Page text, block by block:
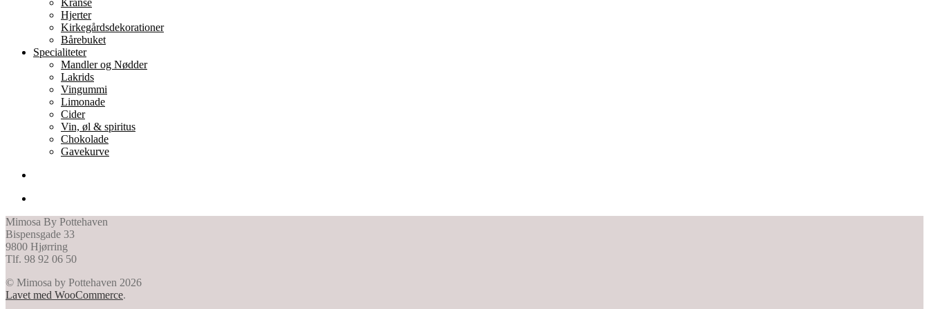
Kranse
Hjerter
Kirkegårdsdekorationer
Bårebuket
Specialiteter
Mandler og Nødder
Lakrids
Vingummi
Limonade
Cider
Vin, øl & spiritus
Chokolade
Gavekurve
Mimosa By Pottehaven
Bispensgade 33
9800 Hjørring
Tlf. 98 92 06 50
© Mimosa by Pottehaven 2026
Lavet med WooCommerce.